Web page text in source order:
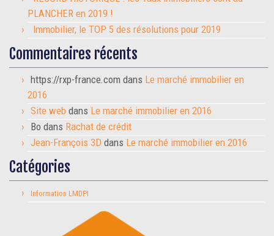
PLANCHER en 2019 !
Immobilier, le TOP 5 des résolutions pour 2019
Commentaires récents
https://rxp-france.com dans Le marché immobilier en
2016
Site web dans Le marché immobilier en 2016
Bo dans Rachat de crédit
Jean-François 3D dans Le marché immobilier en 2016
Catégories
Information LMDPI